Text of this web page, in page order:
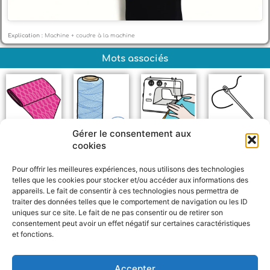
Gérer le consentement aux
cookies
Pour offrir les meilleures expériences, nous utilisons des technologies
telles que les cookies pour stocker et/ou accéder aux informations des
appareils. Le fait de consentir à ces technologies nous permettra de
traiter des données telles que le comportement de navigation ou les ID
uniques sur ce site. Le fait de ne pas consentir ou de retirer son
consentement peut avoir un effet négatif sur certaines caractéristiques
et fonctions.
Explication : Machine + coudre à la machine
Mots associés
Fil
Coudre à la
Aiguille
a
h
e
s
a